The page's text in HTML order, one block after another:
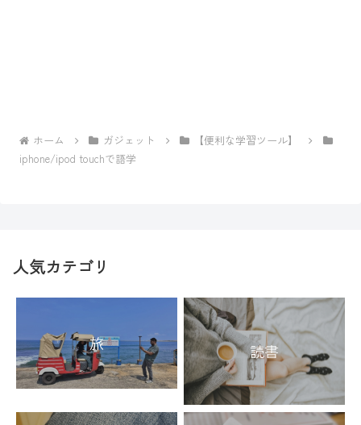
ホーム ガジェット
【便利な学習ツール】
iphone/ipod touchで語学
人気カテゴリ
旅 読書